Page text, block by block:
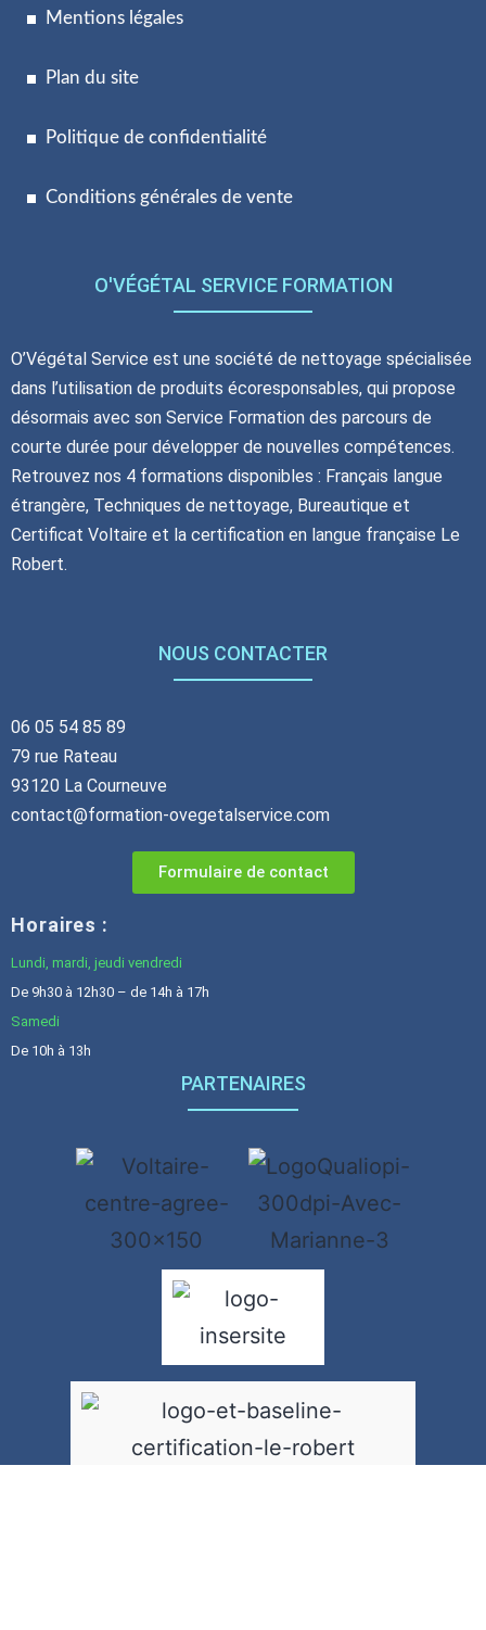
Mentions légales
Plan du site
Politique de confidentialité
Conditions générales de vente
O'VÉGÉTAL SERVICE FORMATION
O’Végétal Service est une société de nettoyage spécialisée
dans l’utilisation de produits écoresponsables, qui propose
désormais avec son Service Formation des parcours de
courte durée pour développer de nouvelles compétences.
Retrouvez nos 4 formations disponibles : Français langue
étrangère, Techniques de nettoyage, Bureautique et
Certificat Voltaire et la certification en langue française Le
Robert.
NOUS CONTACTER
06 05 54 85 89
79 rue Rateau
93120 La Courneuve
contact@formation-ovegetalservice.com
Formulaire de contact
Horaires :
Lundi, mardi, jeudi vendredi
De 9h30 à 12h30 – de 14h à 17h
Samedi
De 10h à 13h
PARTENAIRES